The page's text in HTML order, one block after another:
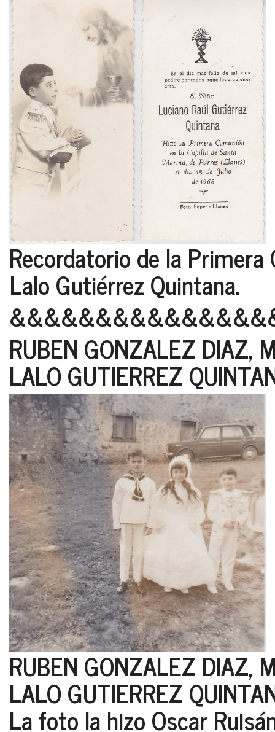
Recordatorio de la Primera
Lalo Gutiérrez Quintana.
RUBEN GONZALEZ DIAZ,
LALO GUTIERREZ
RUBEN GONZALEZ DIAZ,
LALO GUTIERREZ
La foto la hizo Oscar